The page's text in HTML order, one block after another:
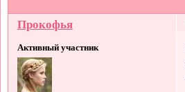
Прокофья
Активный участник